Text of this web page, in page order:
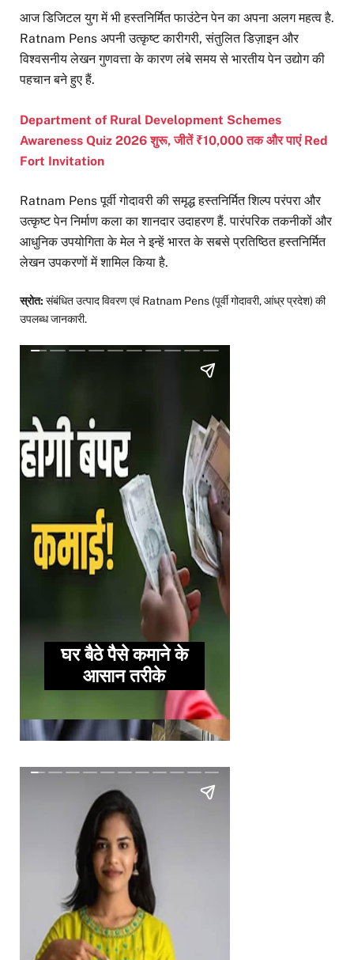
आज डिजिटल युग में भी हस्तनिर्मित फाउंटेन पेन का अपना अलग महत्व है.
Ratnam Pens अपनी उत्कृष्ट कारीगरी, संतुलित डिज़ाइन और
विश्वसनीय लेखन गुणवत्ता के कारण लंबे समय से भारतीय पेन उद्योग की
पहचान बने हुए हैं.
Department of Rural Development Schemes
Awareness Quiz 2026 शुरू, जीतें ₹10,000 तक और पाएं Red
Fort Invitation
Ratnam Pens पूर्वी गोदावरी की समृद्ध हस्तनिर्मित शिल्प परंपरा और
उत्कृष्ट पेन निर्माण कला का शानदार उदाहरण हैं. पारंपरिक तकनीकों और
आधुनिक उपयोगिता के मेल ने इन्हें भारत के सबसे प्रतिष्ठित हस्तनिर्मित
लेखन उपकरणों में शामिल किया है.
स्रोत: संबंधित उत्पाद विवरण एवं Ratnam Pens (पूर्वी गोदावरी, आंध्र प्रदेश) की
उपलब्ध जानकारी.